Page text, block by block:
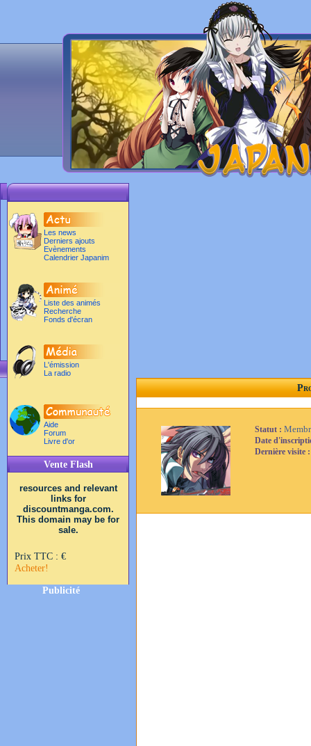
Les news
Derniers ajouts
Evènements
Calendrier Japanim
Liste des animés
Recherche
Fonds d'écran
L'émission
La radio
Aide
Forum
Livre d'or
Vente Flash
resources and relevant
links for
discountmanga.com.
This domain may be for
sale.
Prix TTC : €
Acheter!
Publicité
Statut :
Date
Dernière visite